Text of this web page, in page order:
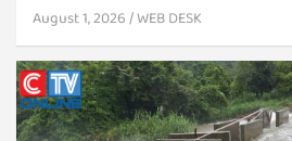
August 1, 2026 WEB DESK